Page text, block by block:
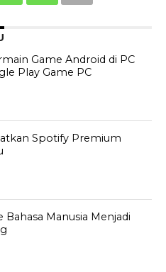
Game Android di PC
Play Game PC
Spotify Premium
Bahasa Manusia Menjadi